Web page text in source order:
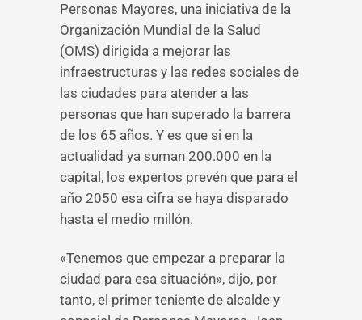
Personas Mayores, una iniciativa de la
Organización Mundial de la Salud
(OMS) dirigida a mejorar las
infraestructuras y las redes sociales de
las ciudades para atender a las
personas que han superado la barrera
de los 65 años. Y es que si en la
actualidad ya suman 200.000 en la
capital, los expertos prevén que para el
año 2050 esa cifra se haya disparado
hasta el medio millón.
«Tenemos que empezar a preparar la
ciudad para esa situación», dijo, por
tanto, el primer teniente de alcalde y